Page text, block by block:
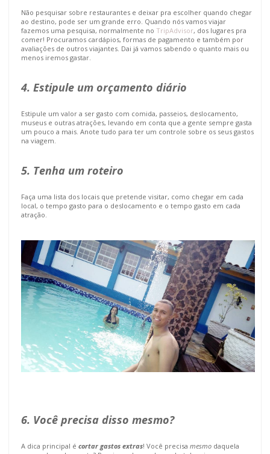
Não pesquisar sobre restaurantes e deixar pra escolher quando chegar
ao destino, pode ser um grande erro. Quando nós vamos viajar
fazemos uma pesquisa, normalmente no TripAdvisor, dos lugares pra
comer! Procuramos cardápios, formas de pagamento e também por
avaliações de outros viajantes. Dai já vamos sabendo o quanto mais ou
menos iremos gastar.
4. Estipule um orçamento diário
Estipule um valor a ser gasto com comida, passeios, deslocamento,
museus e outras atrações, levando em conta que a gente sempre gasta
um pouco a mais. Anote tudo para ter um controle sobre os seus gastos
na viagem.
5. Tenha um roteiro
Faça uma lista dos locais que pretende visitar, como chegar em cada
local, o tempo gasto para o deslocamento e o tempo gasto em cada
atração.
6. Você precisa disso mesmo?
A dica principal écortar gastos extras! Você precisamesmo daquela